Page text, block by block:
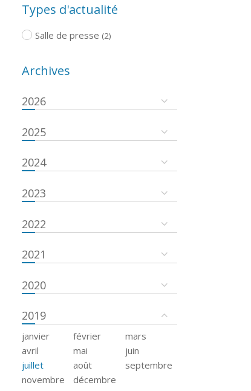
Types d'actualité
Salle de presse (2)
Archives
2026
2025
2024
2023
2022
2021
2020
2019
janvier février
mars
avril
mai
juin
juillet
août
septembre
novembre
décembre